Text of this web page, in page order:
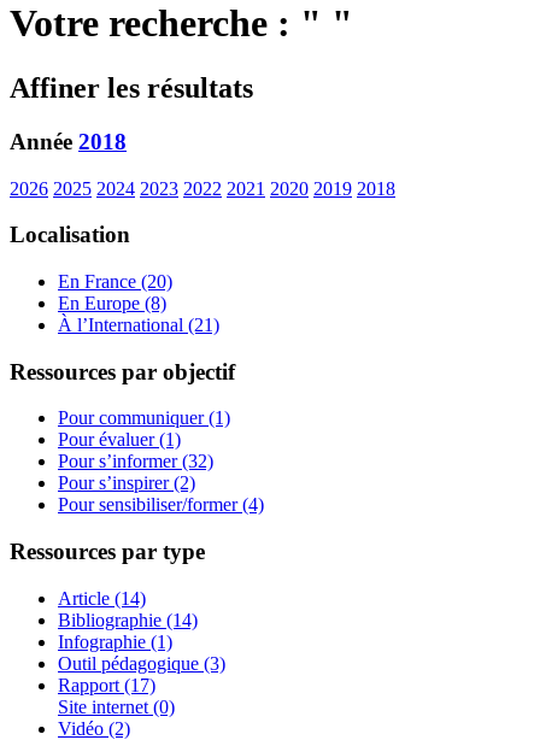
Votre recherche : " "
Affiner les résultats
Année 2018
2026 2025 2024 2023 2022 2021 2020 2019 2018
Localisation
En France (20)
En Europe (8)
À l’International (21)
Ressources par objectif
Pour communiquer (1)
Pour évaluer (1)
Pour s’informer (32)
Pour s’inspirer (2)
Pour sensibiliser/former (4)
Ressources par type
Article (14)
Bibliographie (14)
Infographie (1)
Outil pédagogique (3)
Rapport (17)
Site internet (0)
Vidéo (2)